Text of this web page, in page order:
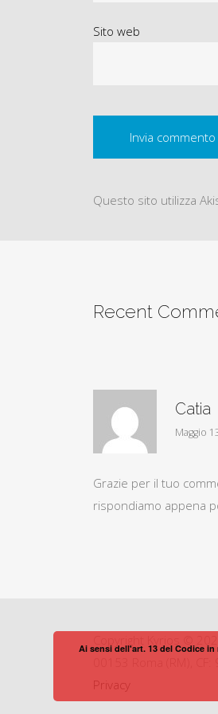
Sito web
Questo sito utilizza
Recent
Catia
Maggio
Grazie per il tuo
rispondiamo appena
Privacy
Ai sensi dell'art. 13 del Codice